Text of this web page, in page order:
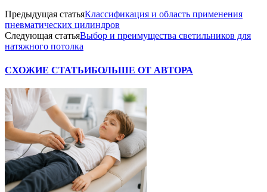
Предыдущая статьяКлассификация и область применения
пневматических цилиндров
Следующая статьяВыбор и преимущества светильников для
натяжного потолка
СХОЖИЕ СТАТЬИБОЛЬШЕ ОТ АВТОРА